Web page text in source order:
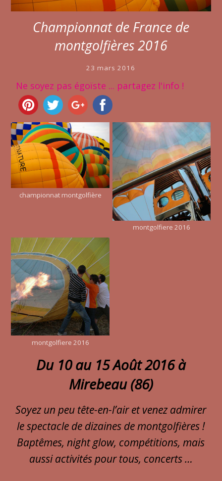
Championnat de France de
montgolfières 2016
23 mars 2016
Ne soyez pas égoïste ... partagez l'info !
championnat montgolfière
montgolfiere 2016
montgolfiere 2016
Du 10 au 15 Août 2016 à
Mirebeau (86)
Soyez un peu tête-en-l’air et venez admirer
le spectacle de dizaines de montgolfières !
Baptêmes, night glow, compétitions, mais
aussi activités pour tous, concerts …